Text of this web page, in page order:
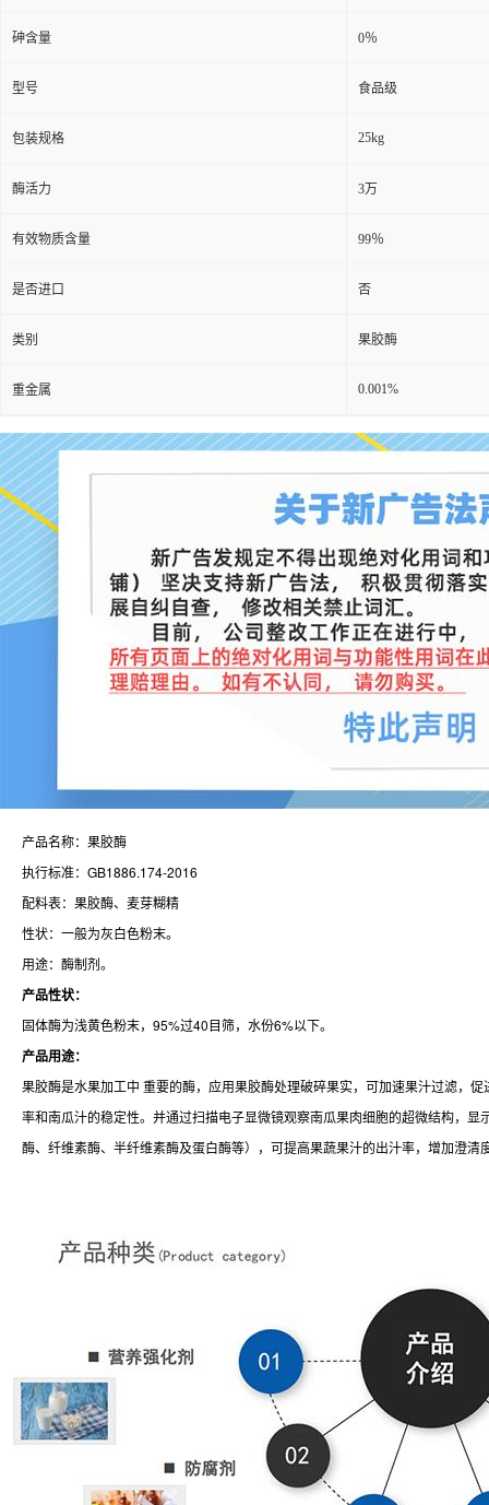
砷含量 0％
型号 食品级
包装规格 25kg
酶活力 3万
有效物质含量 99％
是否进口 否
类别 果胶酶
重金属 0.001%
产品名称：果胶酶
执行标准：GB1886.174-2016
配料表：果胶酶、麦芽糊精
性状：一般为灰白色粉末。
用途：酶制剂。
产品性状：
固体酶为浅黄色粉末，95%过40目筛，水份6%以下。
产品用途：
果胶酶是水果加工中 重要的酶，应用果胶酶处理破碎果实，可加速果汁过滤，
率和南瓜汁的稳定性。并通过扫描电子显微镜观察南瓜果肉细胞的超微结构，
酶、纤维素酶、半纤维素酶及蛋白酶等），可提高果蔬果汁的出汁率，增加澄清